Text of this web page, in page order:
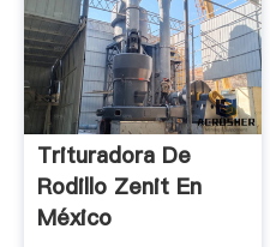
Trituradora De
Rodillo Zenit En
México